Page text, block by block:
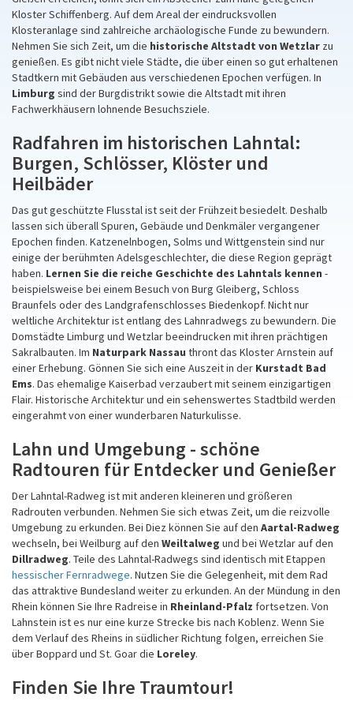
Kloster Schiffenberg. Auf dem Areal der eindrucksvollen
Klosteranlage sind zahlreiche archäologische Funde zu bewundern.
Nehmen Sie sich Zeit, um die historische Altstadt von Wetzlar zu
genießen. Es gibt nicht viele Städte, die über einen so gut erhaltenen
Stadtkern mit Gebäuden aus verschiedenen Epochen verfügen. In
Limburg sind der Burgdistrikt sowie die Altstadt mit ihren
Fachwerkhäusern lohnende Besuchsziele.
Radfahren im historischen Lahntal:
Burgen, Schlösser, Klöster und
Heilbäder
Das gut geschützte Flusstal ist seit der Frühzeit besiedelt. Deshalb
lassen sich überall Spuren, Gebäude und Denkmäler vergangener
Epochen finden. Katzenelnbogen, Solms und Wittgenstein sind nur
einige der berühmten Adelsgeschlechter, die diese Region geprägt
haben. Lernen Sie die reiche Geschichte des Lahntals kennen -
beispielsweise bei einem Besuch von Burg Gleiberg, Schloss
Braunfels oder des Landgrafenschlosses Biedenkopf. Nicht nur
weltliche Architektur ist entlang des Lahnradwegs zu bewundern. Die
Domstädte Limburg und Wetzlar beeindrucken mit ihren prächtigen
Sakralbauten. Im Naturpark Nassau thront das Kloster Arnstein auf
einer Erhebung. Gönnen Sie sich eine Auszeit in der Kurstadt Bad
Ems. Das ehemalige Kaiserbad verzaubert mit seinem einzigartigen
Flair. Historische Architektur und ein sehenswertes Stadtbild werden
eingerahmt von einer wunderbaren Naturkulisse.
Lahn und Umgebung - schöne
Radtouren für Entdecker und Genießer
Der Lahntal-Radweg ist mit anderen kleineren und größeren
Radrouten verbunden. Nehmen Sie sich etwas Zeit, um die reizvolle
Umgebung zu erkunden. Bei Diez können Sie auf den Aartal-Radweg
wechseln, bei Weilburg auf den Weiltalweg und bei Wetzlar auf den
Dillradweg. Teile des Lahntal-Radwegs sind identisch mit Etappen
hessischer Fernradwege. Nutzen Sie die Gelegenheit, mit dem Rad
das attraktive Bundesland weiter zu erkunden. An der Mündung in den
Rhein können Sie Ihre Radreise in Rheinland-Pfalz fortsetzen. Von
Lahnstein ist es nur eine kurze Strecke bis nach Koblenz. Wenn Sie
dem Verlauf des Rheins in südlicher Richtung folgen, erreichen Sie
über Boppard und St. Goar die Loreley.
Finden Sie Ihre Traumtour!